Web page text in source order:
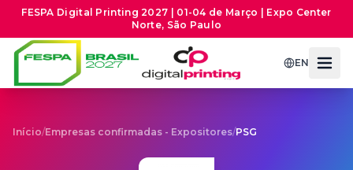
FESPA Digital Printing 2027 | 01-04 de Março | Expo Center
Norte, São Paulo
EN
Início/Empresas confirmadas - Expositores/PSG